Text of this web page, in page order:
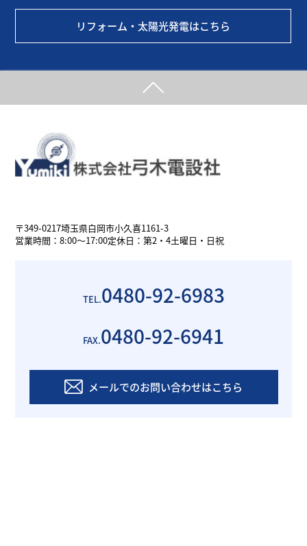
リフォーム・太陽光発電はこちら
〒349-0217埼玉県白岡市小久喜1161-3
営業時間：8:00～17:00定休日：第2・4土曜日・日祝
TEL.0480-92-6983
FAX.0480-92-6941
メールでのお問い合わせはこちら